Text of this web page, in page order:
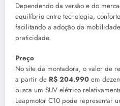
Dependendo da versão e do
equilíbrio entre tecnologia,
facilitando a adoção da
praticidade.
Preço
No site da montadora, o valor de
a partir de R$ 204.990 em
busca um SUV elétrico
Leapmotor C10 pode representar